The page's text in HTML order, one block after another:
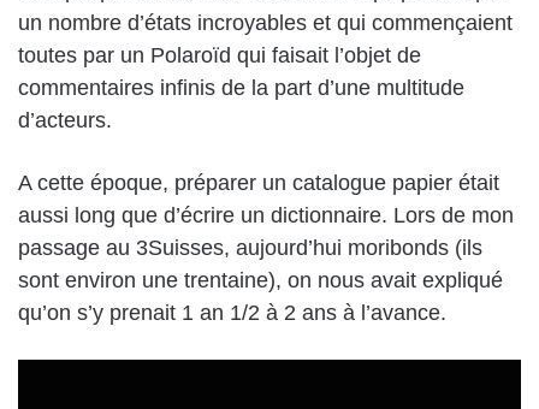
un nombre d’états incroyables et qui commençaient
toutes par un Polaroïd qui faisait l’objet de
commentaires infinis de la part d’une multitude
d’acteurs.
A cette époque, préparer un catalogue papier était
aussi long que d’écrire un dictionnaire. Lors de mon
passage au 3Suisses, aujourd’hui moribonds (ils
sont environ une trentaine), on nous avait expliqué
qu’on s’y prenait 1 an 1/2 à 2 ans à l’avance.